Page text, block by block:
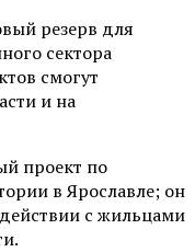
резерв для
сектора
смогут
и на
проект по
в Ярославле; он
с жильцами